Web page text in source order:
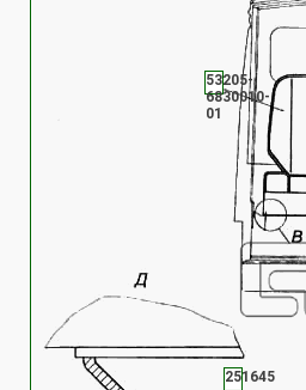
53205-
6830010-
01
251645